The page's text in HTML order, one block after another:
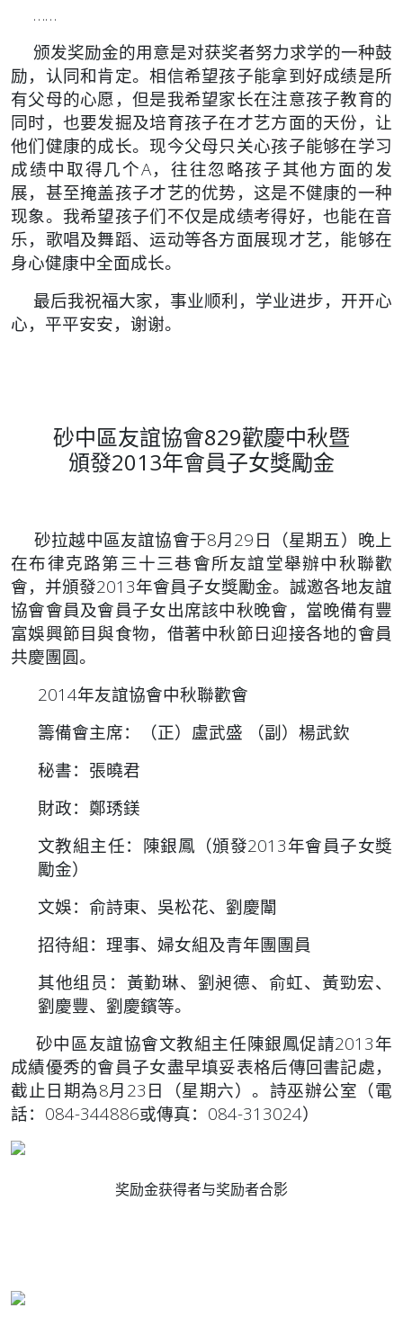
……
颁发奖励金的用意是对获奖者努力求学的一种鼓
励，认同和肯定。相信希望孩子能拿到好成绩是所
有父母的心愿，但是我希望家长在注意孩子教育的
同时，也要发掘及培育孩子在才艺方面的天份，让
他们健康的成长。现今父母只关心孩子能够在学习
成绩中取得几个A，往往忽略孩子其他方面的发
展，甚至掩盖孩子才艺的优势，这是不健康的一种
现象。我希望孩子们不仅是成绩考得好，也能在音
乐，歌唱及舞蹈、运动等各方面展现才艺，能够在
身心健康中全面成长。
最后我祝福大家，事业顺利，学业进步，开开心
心，平平安安，谢谢。
砂中區友誼協會829歡慶中秋暨
頒發2013年會員子女獎勵金
砂拉越中區友誼協會于8月29日（星期五）晚上
在布律克路第三十三巷會所友誼堂舉辦中秋聯歡
會，并頒發2013年會員子女獎勵金。誠邀各地友誼
協會會員及會員子女出席該中秋晚會，當晚備有豐
富娛興節目與食物，借著中秋節日迎接各地的會員
共慶團圓。
2014年友誼協會中秋聯歡會
籌備會主席：（正）盧武盛 （副）楊武欽
秘書：張曉君
財政：鄭琇鎂
文教組主任：陳銀鳳（頒發2013年會員子女獎
勵金）
文娛：俞詩東、吳松花、劉慶闈
招待組：理事、婦女組及青年團團員
其他组员：黃勤琳、劉昶德、俞虹、黃勁宏、
劉慶豐、劉慶鑌等。
砂中區友誼協會文教組主任陳銀鳳促請2013年
成績優秀的會員子女盡早填妥表格后傳回書記處，
截止日期為8月23日（星期六）。詩巫辦公室（電
話：084-344886或傳真：084-313024）
奖励金获得者与奖励者合影